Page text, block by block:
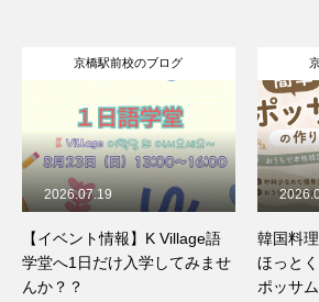
京橋駅前校のブログ
【イベント情報】K Village語
学堂へ1日だけ入学してみませ
んか？？
2026.07.19
韓国料
ほっと
ポッサ